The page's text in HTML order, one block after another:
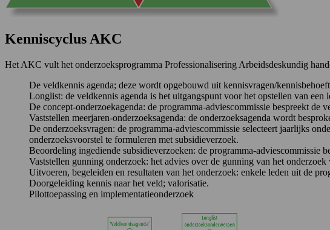
Kenniscyclus AKC
Het AKC vult het onderzoeksprogramma Professionalisering Arbeidsdeskundig
De veldkennis agenda; deze wordt opgebouwd uit kennisvragen/
Longlist: de veldkennis agenda is het uitgangspunt voor het opstellen van een
De concept-onderzoekagenda: de programma-adviescommissie bespreekt
Vaststellen meerjaren-onderzoeksagenda: de onderzoeksagenda wordt
De onderzoeksvragen: de programma-adviescommissie selecteert jaarlijks
onderzoeksvoorstel te formuleren met subsidieverzoek.
Beoordeling ingediende subsidieverzoeken: de programma-adviescommissie
Vaststellen gunning onderzoek: het advies over de gunning van het
Uitvoeren, begeleiden en resultaten van het onderzoek: enkele leden uit de
Doorgeleiding kennis naar het veld; valorisatie.
Pilottoepassing en implementatieonderzoek